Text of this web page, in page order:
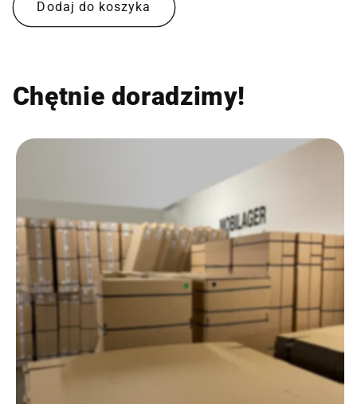
Dodaj do koszyka
Chętnie doradzimy!